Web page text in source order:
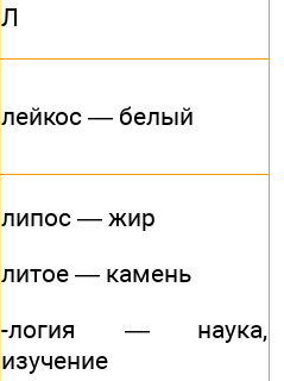
Л
лейкос — белый
липос — жир
литое — камень
-логия — наука,
изучение